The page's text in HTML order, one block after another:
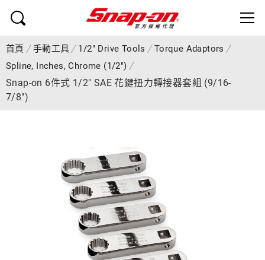
首頁 手動工具 1/2" Drive Tools
Torque Adaptors
Spline, Inches, Chrome (1/2")
Snap-on 6件式 1/2" SAE 花鍵扭力轉接器套組 (9/16-
7/8")